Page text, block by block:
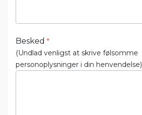
(Undlad venligst at skrive følsomme
personoplysninger i din henvendelse)
Besked *